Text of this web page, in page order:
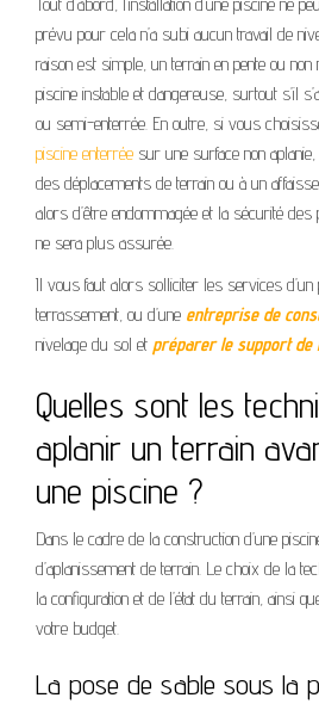
prévu pour cela n’a subi aucun travail de
raison est simple, un terrain en pente ou
piscine instable et dangereuse, surtout s’il
ou semi-enterrée. En outre, si vous
piscine enterrée sur une surface non
des déplacements de terrain ou à un
alors d’être endommagée et la sécurité des
ne sera plus assurée.
Il vous faut alors solliciter les services d’un
terrassement, ou d’une entreprise de
nivelage du sol et préparer le support de
Quelles sont les
aplanir un terrain
une piscine ?
Dans le cadre de la construction d’une
d’aplanissement de terrain. Le choix de la
la configuration et de l’état du terrain, ainsi
votre budget.
La pose de sable sous la